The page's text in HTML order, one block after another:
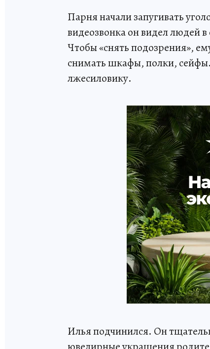
Парня начали запугивать
видеозвонка он видел людей
Чтобы «снять подозрения»,
снимать шкафы, полки,
лжесиловику.
Илья подчинился. Он